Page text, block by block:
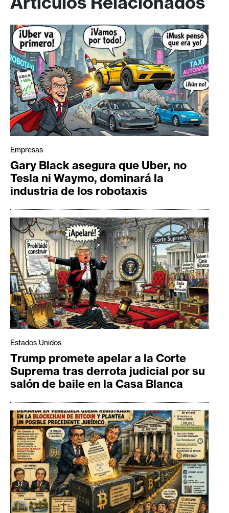
Empresas
Gary Black asegura que Uber, no
Tesla ni Waymo, dominará la
industria de los robotaxis
Estados Unidos
Trump promete apelar a la Corte
Suprema tras derrota judicial por su
salón de baile en la Casa Blanca